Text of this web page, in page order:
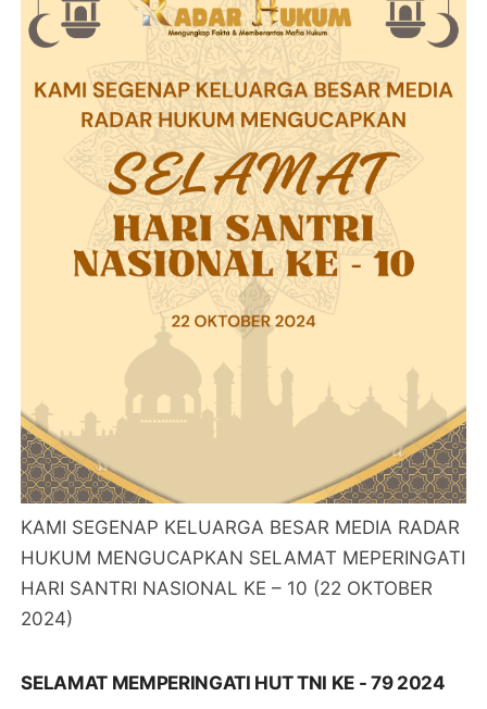
KAMI SEGENAP KELUARGA BESAR MEDIA RADAR
HUKUM MENGUCAPKAN SELAMAT MEPERINGATI
HARI SANTRI NASIONAL KE – 10 (22 OKTOBER
2024)
SELAMAT MEMPERINGATI HUT TNI KE - 79 2024